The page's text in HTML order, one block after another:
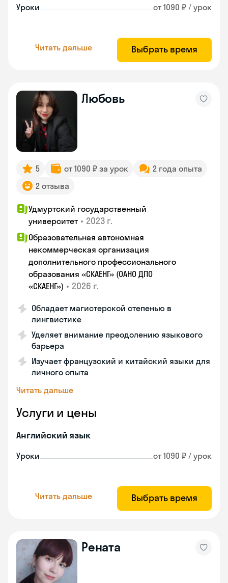
Уроки от 1090 ₽ / урок
Читать дальше Выбрать время
Любовь
5 от 1090 ₽ за урок
2 года опыта
2 отзыва
Удмуртский государственный
университет • 2023 г.
Образовательная автономная
некоммерческая организация
дополнительного профессионального
образования «СКАЕНГ» (ОАНО ДПО
«СКАЕНГ») • 2026 г.
Обладает магистерской степенью в
лингвистике
Уделяет внимание преодолению языкового
барьера
Изучает французский и китайский языки для
личного опыта
Читать дальше
Услуги и цены
Английский язык
Уроки от 1090 ₽ / урок
Читать дальше Выбрать время
Рената